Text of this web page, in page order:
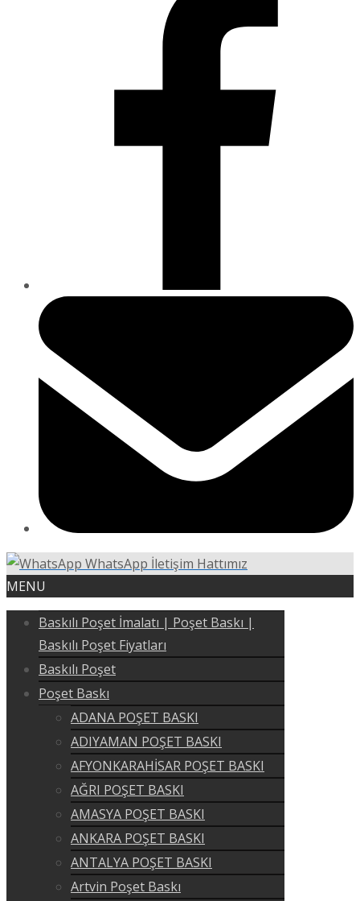
WhatsApp İletişim Hattımız
MENU
Baskılı Poşet İmalatı | Poşet Baskı |
Baskılı Poşet Fiyatları
Baskılı Poşet
Poşet Baskı
ADANA POŞET BASKI
ADIYAMAN POŞET BASKI
AFYONKARAHİSAR POŞET BASKI
AĞRI POŞET BASKI
AMASYA POŞET BASKI
ANKARA POŞET BASKI
ANTALYA POŞET BASKI
Artvin Poşet Baskı